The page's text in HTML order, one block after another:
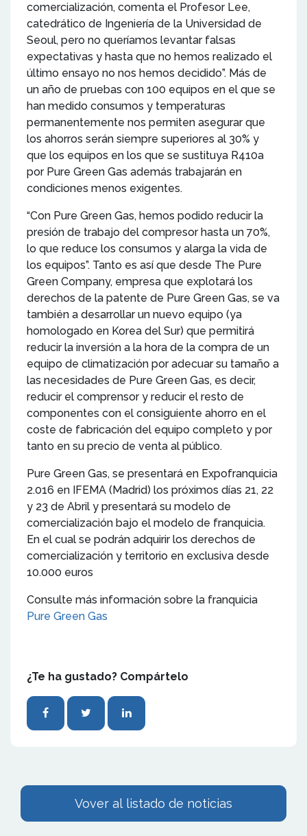
comercialización, comenta el Profesor Lee,
catedrático de Ingeniería de la Universidad de
Seoul, pero no queríamos levantar falsas
expectativas y hasta que no hemos realizado el
último ensayo no nos hemos decidido”. Más de
un año de pruebas con 100 equipos en el que se
han medido consumos y temperaturas
permanentemente nos permiten asegurar que
los ahorros serán siempre superiores al 30% y
que los equipos en los que se sustituya R410a
por Pure Green Gas además trabajarán en
condiciones menos exigentes.
“Con Pure Green Gas, hemos podido reducir la
presión de trabajo del compresor hasta un 70%,
lo que reduce los consumos y alarga la vida de
los equipos”. Tanto es así que desde The Pure
Green Company, empresa que explotará los
derechos de la patente de Pure Green Gas, se va
también a desarrollar un nuevo equipo (ya
homologado en Korea del Sur) que permitirá
reducir la inversión a la hora de la compra de un
equipo de climatización por adecuar su tamaño a
las necesidades de Pure Green Gas, es decir,
reducir el comprensor y reducir el resto de
componentes con el consiguiente ahorro en el
coste de fabricación del equipo completo y por
tanto en su precio de venta al público.
Pure Green Gas, se presentará en Expofranquicia
2.016 en IFEMA (Madrid) los próximos días 21, 22
y 23 de Abril y presentará su modelo de
comercialización bajo el modelo de franquicia.
En el cual se podrán adquirir los derechos de
comercialización y territorio en exclusiva desde
10.000 euros
Consulte más información sobre la franquicia
Pure Green Gas
¿Te ha gustado? Compártelo
Vover al listado de noticias